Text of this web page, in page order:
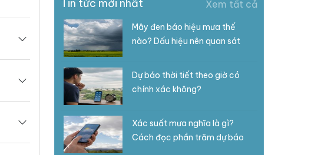
Tin tức mới nhất Xem tất cả
Mây đen báo hiệu mưa thế
nào? Dấu hiệu nên quan sát
Dự báo thời tiết theo giờ có
chính xác không?
Xác suất mưa nghĩa là gì?
Cách đọc phần trăm dự báo